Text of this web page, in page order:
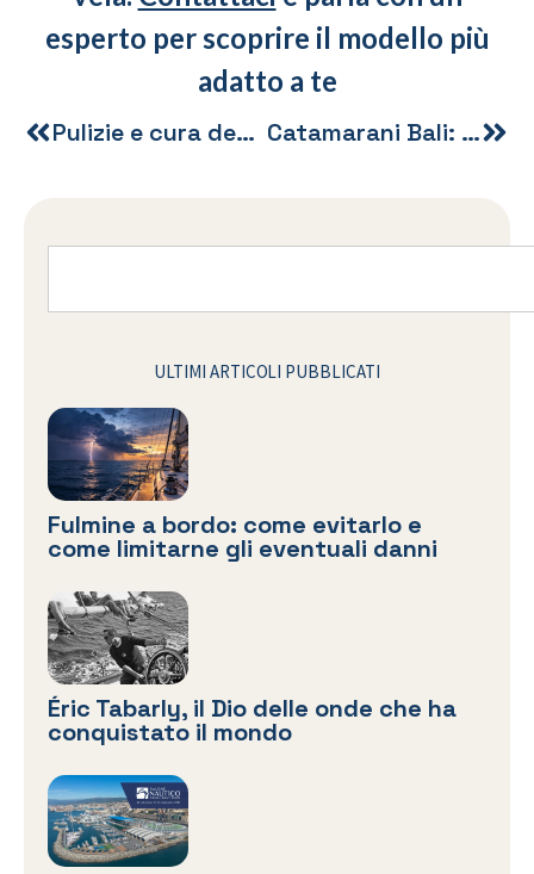
esperto per scoprire il modello più
adatto a te
Pulizie e cura degli interni della barca Catamarani Bali: boat show di Adria Ship a Loano
ULTIMI ARTICOLI PUBBLICATI
Fulmine a bordo: come evitarlo e
come limitarne gli eventuali danni
Éric Tabarly, il Dio delle onde che ha
conquistato il mondo